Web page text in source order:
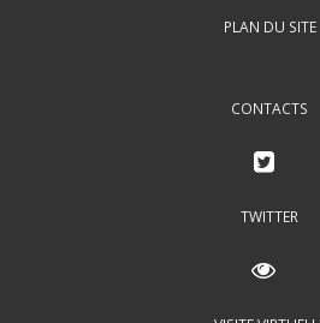
PLAN DU SITE
CONTACTS
TWITTER